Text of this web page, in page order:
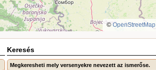
©OpenStreetMap
Keresés
Megkeresheti mely versenyekre nevezett az ismerőse.